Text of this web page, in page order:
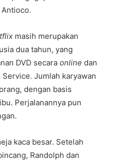
masih merupakan
dua tahun, yang
DVD secara online dan
Jumlah karyawan
dengan basis
Perjalanannya pun
kaca besar. Setelah
Randolph dan